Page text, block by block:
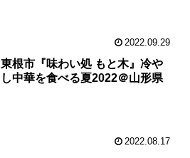
2022.09.29
東根市『味わい処 もと木』冷や
し中華を食べる夏2022＠山形県
2022.08.17